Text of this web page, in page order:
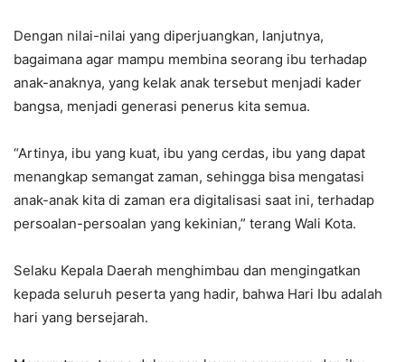
Dengan nilai-nilai yang diperjuangkan, lanjutnya,
bagaimana agar mampu membina seorang ibu terhadap
anak-anaknya, yang kelak anak tersebut menjadi kader
bangsa, menjadi generasi penerus kita semua.
“Artinya, ibu yang kuat, ibu yang cerdas, ibu yang dapat
menangkap semangat zaman, sehingga bisa mengatasi
anak-anak kita di zaman era digitalisasi saat ini, terhadap
persoalan-persoalan yang kekinian,” terang Wali Kota.
Selaku Kepala Daerah menghimbau dan mengingatkan
kepada seluruh peserta yang hadir, bahwa Hari Ibu adalah
hari yang bersejarah.